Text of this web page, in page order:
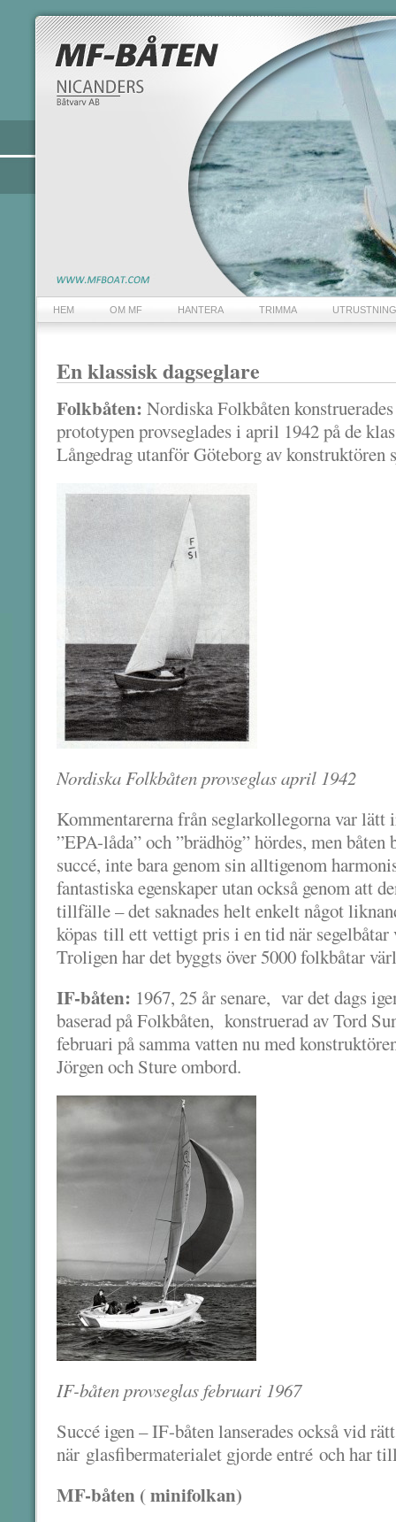
HEM OM MF HANTERA TRIMMA UTRUSTNING
En klassisk dagseglare
Folkbåten: Nordiska Folkbåten
prototypen provseglades i april 1942 på de
Långedrag utanför Göteborg av konstruktören
Nordiska Folkbåten provseglas april 1942
Kommentarerna från seglarkollegorna var lätt
”EPA-låda” och ”brädhög” hördes, men
succé, inte bara genom sin alltigenom
fantastiska egenskaper utan också genom att
tillfälle – det saknades helt enkelt något
köpas till ett vettigt pris i en tid när segelbåtar
Troligen har det byggts över 5000 folkbåtar
IF-båten: 1967, 25 år senare, var det dags
baserad på Folkbåten, konstruerad av Tord
februari på samma vatten nu med
Jörgen och Sture ombord.
IF-båten provseglas februari 1967
Succé igen – IF-båten lanserades också vid
när glasfibermaterialet gjorde entré och har
MF-båten ( minifolkan)